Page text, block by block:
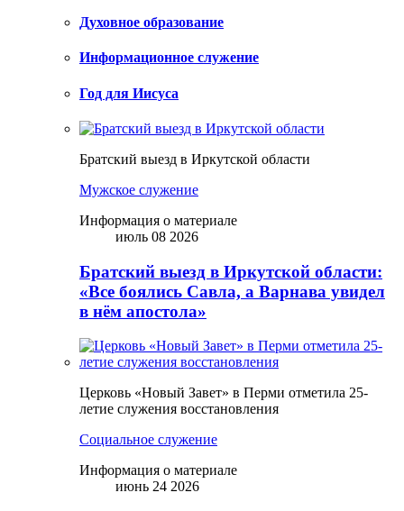
Духовное образование
Информационное служение
Год для Иисуса
Братский выезд в Иркутской области
Мужское служение
Информация о материале
июль 08 2026
Братский выезд в Иркутской области:
«Все боялись Савла, а Варнава увидел
в нём апостола»
Церковь «Новый Завет» в Перми отметила 25-
летие служения восстановления
Социальное служение
Информация о материале
июнь 24 2026